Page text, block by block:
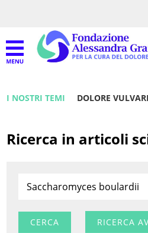
I NOSTRI TEMI DOLORE
Ricerca in articoli
RICERCA